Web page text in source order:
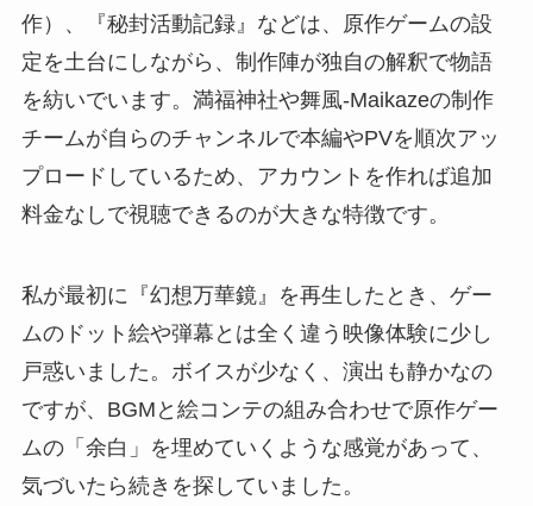
作）、『秘封活動記録』などは、原作ゲームの設
定を土台にしながら、制作陣が独自の解釈で物語
を紡いでいます。満福神社や舞風-Maikazeの制作
チームが自らのチャンネルで本編やPVを順次アッ
プロードしているため、アカウントを作れば追加
料金なしで視聴できるのが大きな特徴です。
私が最初に『幻想万華鏡』を再生したとき、ゲー
ムのドット絵や弾幕とは全く違う映像体験に少し
戸惑いました。ボイスが少なく、演出も静かなの
ですが、BGMと絵コンテの組み合わせで原作ゲー
ムの「余白」を埋めていくような感覚があって、
気づいたら続きを探していました。